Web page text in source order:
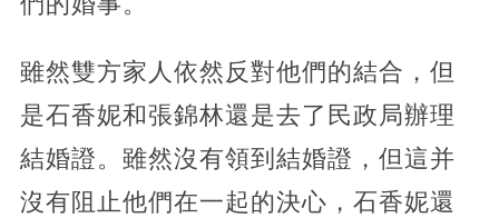
雖然雙方家人依然反對他們的結合，但
是石香妮和張錦林還是去了民政局辦理
結婚證。雖然沒有領到結婚證，但這并
沒有阻止他們在一起的決心，石香妮還